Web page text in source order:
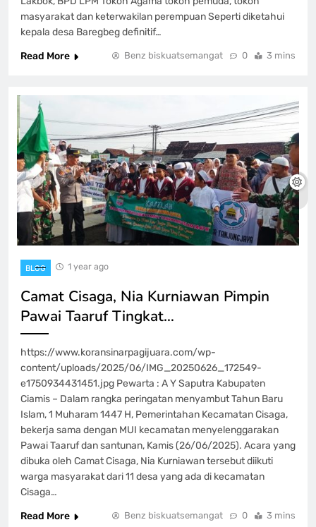
masyarakat dan keterwakilan perempuan Seperti diketahui
kepala desa Baregbeg definitif…
Read More
Benz biskuatsemangat 0 3 mins
BLOG 1 year ago
Camat Cisaga, Nia Kurniawan Pimpin
Pawai Taaruf Tingkat…
https://www.koransinarpagijuara.com/wp-
content/uploads/2025/06/IMG_20250626_172549-
e1750934431451.jpg Pewarta : A Y Saputra Kabupaten
Ciamis – Dalam rangka peringatan menyambut Tahun Baru
Islam, 1 Muharam 1447 H, Pemerintahan Kecamatan Cisaga,
bekerja sama dengan MUI kecamatan menyelenggarakan
Pawai Taaruf dan santunan, Kamis (26/06/2025). Acara yang
dibuka oleh Camat Cisaga, Nia Kurniawan tersebut diikuti
warga masyarakat dari 11 desa yang ada di kecamatan
Cisaga…
Read More
Benz biskuatsemangat 0 3 mins